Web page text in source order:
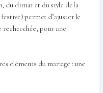
du climat et du style de la
permet d’ajuster le
recherchée, pour une
éléments du mariage : une